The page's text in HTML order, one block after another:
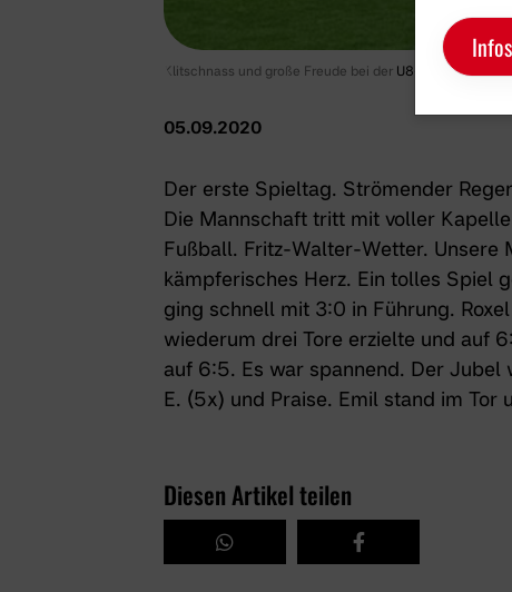
Klitschnass und große Freude bei der U8-1 nach dem
05.09.2020
Der erste Spieltag. Strömender
Die Mannschaft tritt mit voller
Fußball. Fritz-Walter-Wetter. Unsere
kämpferisches Herz. Ein tolles Spiel
ging schnell mit 3:0 in Führung.
wiederum drei Tore erzielte und auf
auf 6:5. Es war spannend. Der Jubel
E. (5x) und Praise. Emil stand im Tor
Diesen Artikel teilen